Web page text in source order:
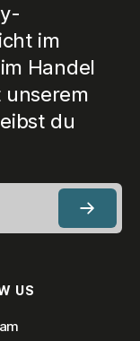
im
Handel
unserem
du
US